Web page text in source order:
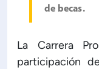
de becas.
La Carrera
participación